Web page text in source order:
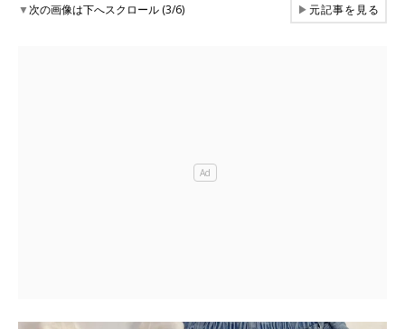
▼次の画像は下へスクロール (3/6) ▶元記事を見る